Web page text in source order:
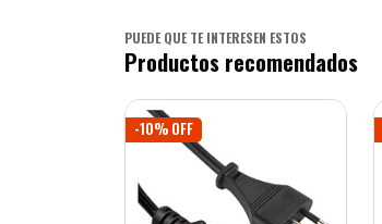
PUEDE QUE TE INTERESEN ESTOS
Productos recomendados
-10% OFF